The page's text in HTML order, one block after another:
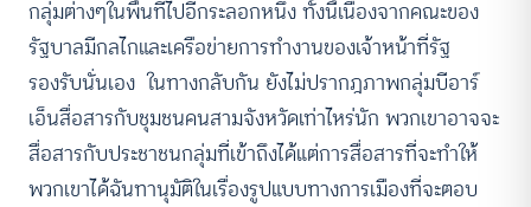
กลุ่มต่างๆในพื้นที่ไปอีกระลอกหนึ่ง ทั้งนี้เนื่องจากคณะของ
รัฐบาลมีกลไกและเครือข่ายการทำงานของเจ้าหน้าที่รัฐ
รองรับนั่นเอง ในทางกลับกัน ยังไม่ปรากฎภาพกลุ่มบีอาร์
เอ็นสื่อสารกับชุมชนคนสามจังหวัดเท่าไหร่นัก พวกเขาอาจจะ
สื่อสารกับประชาชนกลุ่มที่เข้าถึงได้แต่การสื่อสารที่จะทำให้
พวกเขาได้ฉันทานุมัติในเรื่องรูปแบบทางการเมืองที่จะตอบ